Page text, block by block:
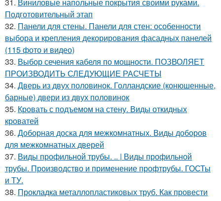
31. Виниловые напольные покрытия своими руками.
Подготовительный этап
32. Панели для стены. Панели для стен: особенности
выбора и крепления декорирования фасадных панелей
(115 фото и видео)
33. Выбор сечения кабеля по мощности. ПОЗВОЛЯЕТ
ПРОИЗВОДИТЬ СЛЕДУЮЩИЕ РАСЧЕТЫ
34. Дверь из двух половинок. Голландские (конюшенные,
барные) двери из двух половинок
35. Кровать с подъемом на стену. Виды откидных
кроватей
36. Доборная доска для межкомнатных. Виды доборов
для межкомнатных дверей
37. Виды профильной трубы. .. | Виды профильной
трубы. Производство и применение профтрубы. ГОСТы
и ТУ.
38. Прокладка металлопластиковых труб. Как провести